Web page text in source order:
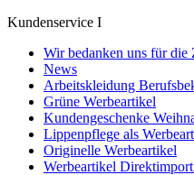
Kundenservice I
Wir bedanken uns für die
News
Arbeitskleidung
Grüne Werbeartikel
Kundengeschenke
Lippenpflege als
Originelle Werbeartikel
Werbeartikel